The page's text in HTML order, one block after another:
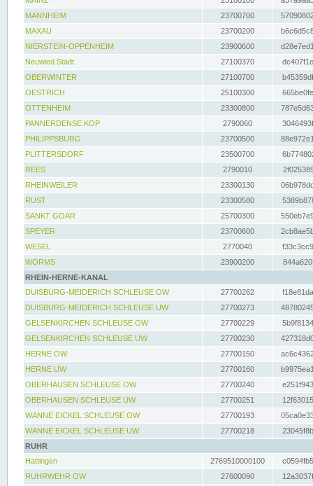
MANNHEIM
23700700
MAXAU
23700200
NIERSTEIN-OPPENHEIM
23900600
Neuwied Stadt
27100370
OBERWINTER
27100700
OESTRICH
25100300
OTTENHEIM
23300800
PANNERDENSE KOP
2790060
PHILIPPSBURG
23700500
PLITTERSDORF
23500700
REES
2790010
RHEINWEILER
23300130
RUST
23300580
SANKT GOAR
25700300
SPEYER
23700600
WESEL
2770040
WORMS
23900200
RHEIN-HERNE-KANAL
DUISBURG-MEIDERICH SCHLEUSE OW
27700262
DUISBURG-MEIDERICH SCHLEUSE UW
27700273
GELSENKIRCHEN SCHLEUSE OW
27700229
GELSENKIRCHEN SCHLEUSE UW
27700230
HERNE OW
27700150
HERNE UW
27700160
OBERHAUSEN SCHLEUSE OW
27700240
OBERHAUSEN SCHLEUSE UW
27700251
WANNE EICKEL SCHLEUSE OW
27700193
WANNE EICKEL SCHLEUSE UW
27700218
RUHR
Hattingen
2769510000100
RUHRWEHR OW
27600090